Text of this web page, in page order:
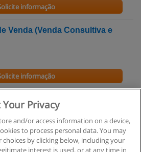
informação
Venda (Venda Consultiva e
informação
de Informática, Lda
informação
Privacy
and/or access information on a device,
to process personal data. You may
by clicking below, including your
interest is used, or at any time in